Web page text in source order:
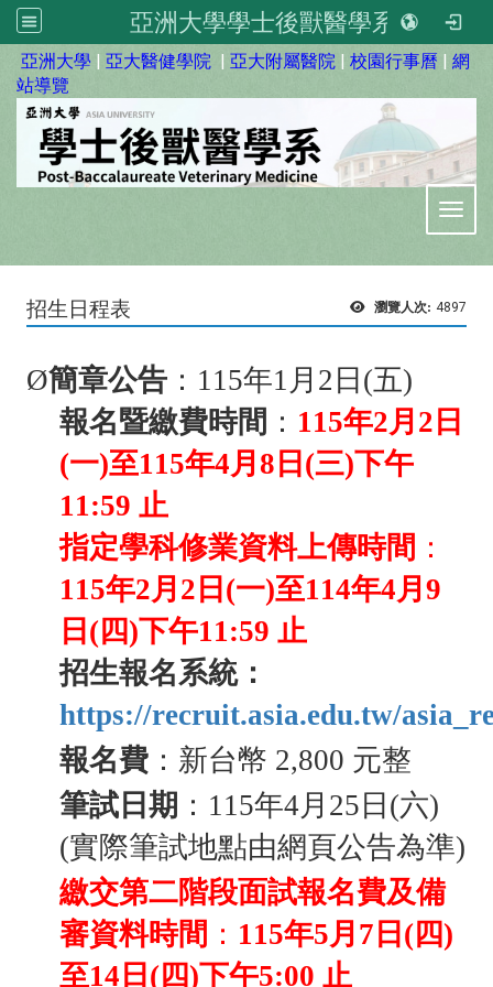
亞洲大學學士後獸醫學系
亞洲大學 | 亞大醫健學院 | 亞大附屬醫院 | 校園行事曆 | 網
站導覽
瀏覽人次: 4897
招生日程表
Ø簡章公告 ： 115年1 月 2 日 (五)
報名暨繳費時間 ： 115年2月2 日
(一)至115年4月8 日 (三)下午
11:59 止
指定學科修業資料上傳時間 ：
115年2月2 日 (一)至114年4月9
日 ( 四)下午11:59 止
招生報名系統：
https://recruit.asia.edu.tw/
報名費 ：新台幣 2,800 元整
筆試日期 ： 115年4 月 25 日 (六)
(實際筆試地點由網頁公告為準)
繳交第二階段面試報名費及備
審資料時間 ： 115年5月7 日 ( 四)
至14 日 ( 四)下午5:00 止